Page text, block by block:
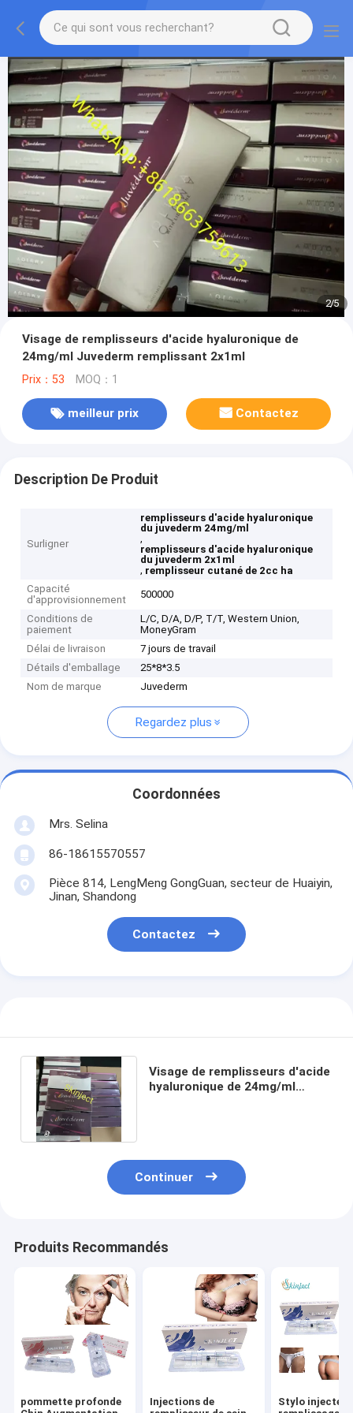
2/5
Visage de remplisseurs d'acide hyaluronique de
24mg/ml Juvederm remplissant 2x1ml
Prix：53 MOQ：1
meilleur prix Contactez
Description De Produit
Surligner
remplisseurs d'acide hyaluronique
du juvederm 24mg/ml
,
remplisseurs d'acide hyaluronique
du juvederm 2x1ml
, remplisseur cutané de 2cc ha
Capacité
d'approvisionnement
500000
Conditions de
paiement
L/C, D/A, D/P, T/T, Western Union,
MoneyGram
Délai de livraison
7 jours de travail
Détails d'emballage
25*8*3.5
Nom de marque
Juvederm
Regardez plus
Coordonnées
Mrs. Selina
86-18615570557
Pièce 814, LengMeng GongGuan, secteur de Huaiyin,
Jinan, Shandong
Contactez
Visage de remplisseurs d'acide
hyaluronique de 24mg/ml
Continuer
Produits Recommandés
pommette profonde
Injections de
Stylo